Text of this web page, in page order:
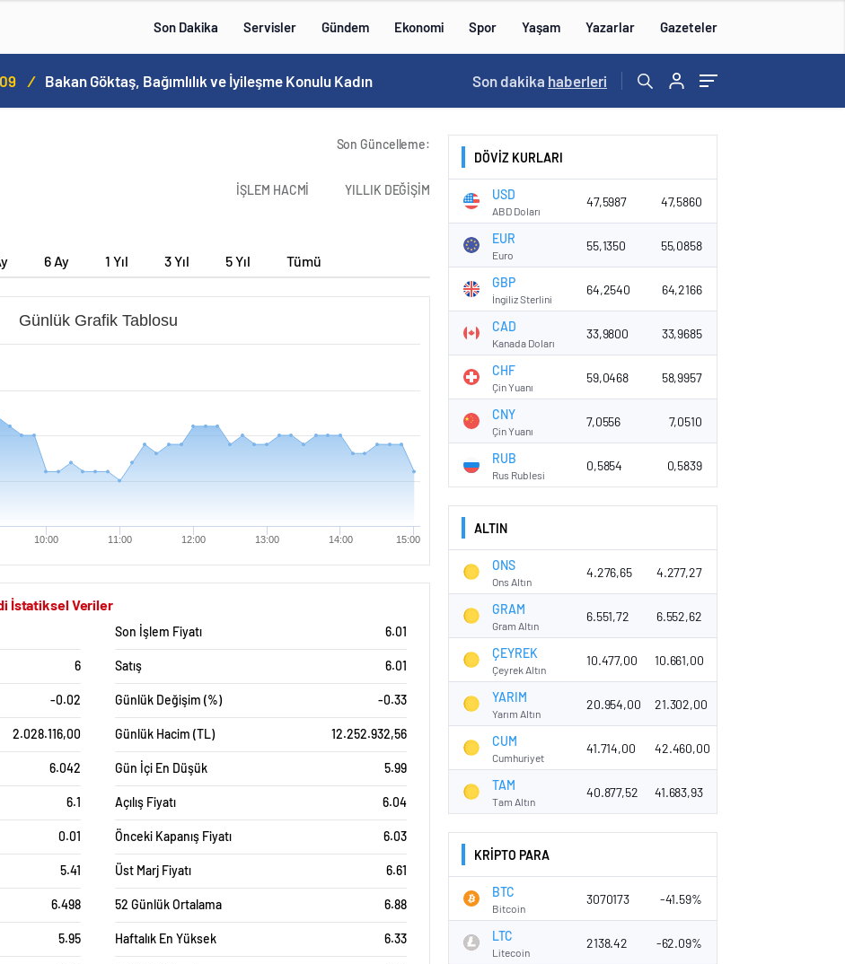
Son Dakika Servisler Gündem Ekonomi Spor Yaşam Yazarlar Gazeteler
Bakan Göktaş, Bağımlılık ve İyileşme Konulu Kadın Forumu’nda konuştu: 15:59 /
Son dakika haberleri
Son Güncelleme:
İŞLEM HACMİ YILLIK DEĞİŞİM
6 Ay 1 Yıl 3 Yıl 5 Yıl Tümü
Günlük Grafik Tablosu
10:00 11:00 12:00 13:00 14:00 15:00
İstatiksel Veriler
Son İşlem Fiyatı 6.01
6 Satış 6.01
-0.02 Günlük Değişim (%) -0.33
2.028.116,00 Günlük Hacim (TL) 12.252.932,56
6.042 Gün İçi En Düşük 5.99
6.1 Açılış Fiyatı 6.04
0.01 Önceki Kapanış Fiyatı 6.03
5.41 Üst Marj Fiyatı 6.61
6.498 52 Günlük Ortalama 6.88
5.95 Haftalık En Yüksek 6.33
DÖVİZ KURLARI
USD
ABD Doları
47,5987 47,5860
EUR
Euro
55,1350 55,0858
GBP
İngiliz Sterlini
64,2540 64,2166
CAD
Kanada Doları
33,9800 33,9685
CHF
Çin Yuanı
59,0468 58,9957
CNY
Çin Yuanı
7,0556 7,0510
RUB
Rus Rublesi
0,5854 0,5839
ALTIN
ONS
Ons Altın
4.276,65 4.277,27
GRAM
Gram Altın
6.551,72 6.552,62
ÇEYREK
Çeyrek Altın
10.477,00 10.661,00
YARIM
Yarım Altın
20.954,00 21.302,00
CUM
Cumhuriyet
41.714,00 42.460,00
TAM
Tam Altın
40.877,52 41.683,93
KRİPTO PARA
BTC
Bitcoin
3070173 -41.59%
LTC
Litecoin
2138.42 -62.09%